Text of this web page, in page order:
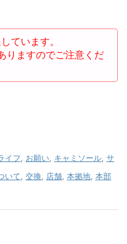
ています。
りますのでご注意くだ
イフ お願い キャミソール サ
いて 交換 店舗 本拠地 本部